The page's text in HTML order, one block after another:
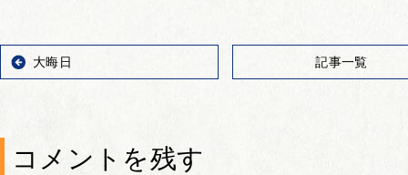
大晦日 記事一覧
コメントを残す